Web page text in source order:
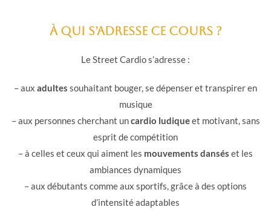
À qui s’adresse ce cours ?
Le Street Cardio s’adresse :
– aux adultes souhaitant bouger, se dépenser et transpirer en
musique
– aux personnes cherchant uncardio ludiqueet motivant, sans
esprit de compétition
– à celles et ceux qui aiment les mouvements dansés et les
ambiances dynamiques
– aux débutants comme aux sportifs, grâce à des options
d’intensité adaptables